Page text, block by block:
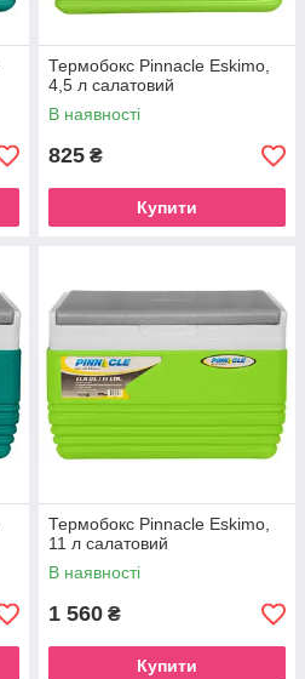
Термобокс Pinnacle Eskimo,
4,5 л салатовий
В наявності
825 ₴
Купити
Термобокс Pinnacle Eskimo,
11 л салатовий
В наявності
1 560 ₴
Купити